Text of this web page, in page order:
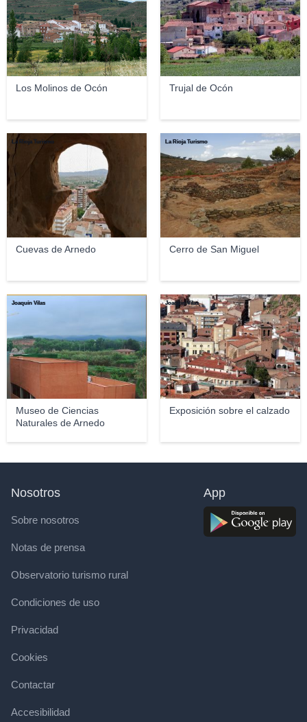
Los Molinos de Ocón Trujal de Ocón
Cuevas de Arnedo
La Rioja Turismo
Cerro de San Miguel
La Rioja Turismo
Museo de Ciencias
Naturales de Arnedo
Joaquín Vilas
Exposición sobre el calzado
Joaquín Vilas
Nosotros
Sobre nosotros
Notas de prensa
Observatorio turismo rural
Condiciones de uso
Privacidad
Cookies
Contactar
Accesibilidad
App